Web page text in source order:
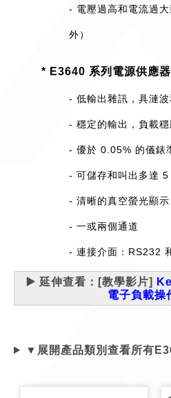
- 電壓過高和電流過
外）
* E3640 系列電源供應器
- 低輸出雜訊，具漣
- 穩定的輸出，負載
- 優於 0.05% 的儀錶
- 可儲存和叫出多達
- 清晰的真空螢光顯示
- 一或兩個通道
- 連接介面：RS232
▶️ 延伸查看：[教學影片]
電子負載操
▼展開產品類別查看所有